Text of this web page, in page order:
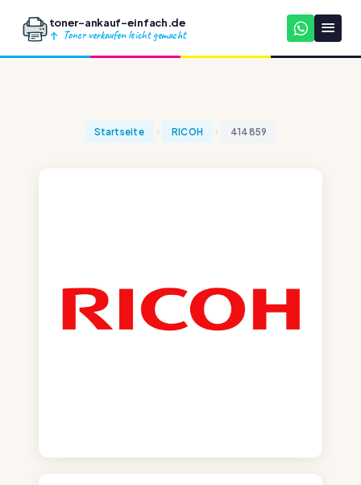
toner-ankauf-einfach.de
Toner verkaufen leicht gemacht
Startseite RICOH 414859